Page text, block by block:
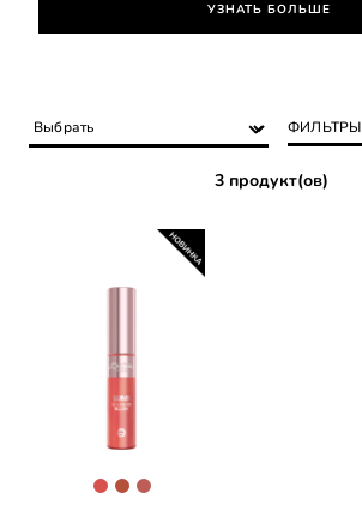
УЗНАТЬ БОЛЬШЕ
3 продукт(ов)
ФИЛЬТРЫ
[Color]: #d7514e
[Color]: #b5503a
[Color]: #bc5e57